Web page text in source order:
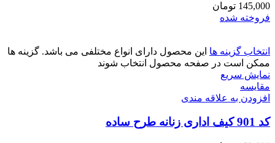
145,000 تومان
فروخته شده
انتخاب گزینه ها این محصول دارای انواع مختلفی می باشد. گزینه ها
ممکن است در صفحه محصول انتخاب شوند
نمایش سریع
مقايسه
افزودن به علاقه مندی
کد 901 کیف اداری زنانه طرح ساده